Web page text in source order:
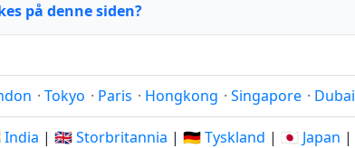
på denne siden?
· Tokyo · Paris · Hongkong · Singapore · Dubai
India | 🇬🇧 Storbritannia | 🇩🇪 Tyskland | 🇯🇵 Japan |